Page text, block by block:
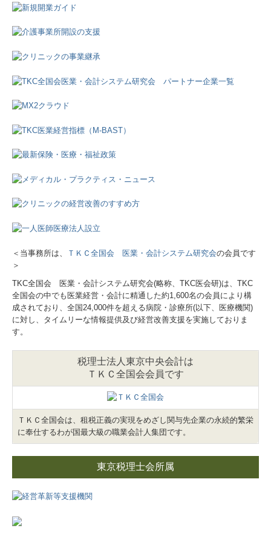
税理士をお探しの方
料金について
確定申告
会社創業と節税対策
セミナー案内
よくある質問
病院・診療所の皆様へ
経営革新等支援機関とは
補助金・助成金・融資情報
経営者お役立ち情報
Q&A経営相談
TKCシステムQ&A
＜当事務所は、 ＴＫＣ全国会 医業・会計システム研究会の会員です
＞
TKC全国会 医業・会計システム研究会(略称、TKC医会研)は、TKC
全国会の中でも医業経営・会計に精通した約1,600名の会員により構
成されており、全国24,000件を超える病院・診療所(以下、医療機関)
に対し、タイムリーな情報提供及び経営改善支援を実施しておりま
す。
税理士法人東京中央会計は
ＴＫＣ全国会会員です
ＴＫＣ全国会は、租税正義の実現をめざし関与先企業の永続的繁栄
に奉仕するわが国最大級の職業会計人集団です。
東京税理士会所属